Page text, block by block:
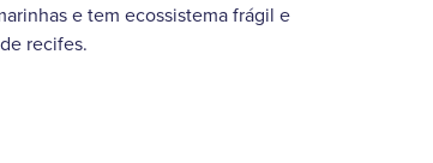
e tem ecossistema frágil e
recifes.